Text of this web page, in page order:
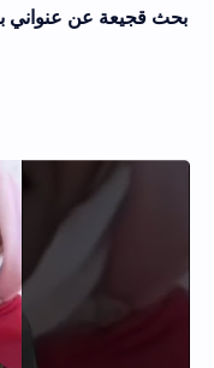
بحث قجيعة عن عنواني